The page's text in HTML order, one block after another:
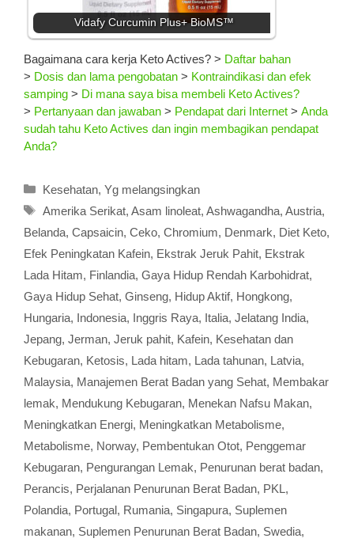
Vidafy Curcumin Plus+ BioMS™
Bagaimana cara kerja Keto Actives? > Daftar bahan
> Dosis dan lama pengobatan > Kontraindikasi dan efek
samping > Di mana saya bisa membeli Keto Actives?
> Pertanyaan dan jawaban > Pendapat dari Internet > Anda
sudah tahu Keto Actives dan ingin membagikan pendapat
Anda?
Kategori
Kesehatan, Yg melangsingkan
Tag
Amerika Serikat, Asam linoleat, Ashwagandha, Austria,
Belanda, Capsaicin, Ceko, Chromium, Denmark, Diet Keto,
Efek Peningkatan Kafein, Ekstrak Jeruk Pahit, Ekstrak
Lada Hitam, Finlandia, Gaya Hidup Rendah Karbohidrat,
Gaya Hidup Sehat, Ginseng, Hidup Aktif, Hongkong,
Hungaria, Indonesia, Inggris Raya, Italia, Jelatang India,
Jepang, Jerman, Jeruk pahit, Kafein, Kesehatan dan
Kebugaran, Ketosis, Lada hitam, Lada tahunan, Latvia,
Malaysia, Manajemen Berat Badan yang Sehat, Membakar
lemak, Mendukung Kebugaran, Menekan Nafsu Makan,
Meningkatkan Energi, Meningkatkan Metabolisme,
Metabolisme, Norway, Pembentukan Otot, Penggemar
Kebugaran, Pengurangan Lemak, Penurunan berat badan,
Perancis, Perjalanan Penurunan Berat Badan, PKL,
Polandia, Portugal, Rumania, Singapura, Suplemen
makanan, Suplemen Penurunan Berat Badan, Swedia,